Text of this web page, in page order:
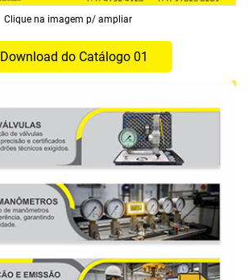
Clique na imagem p/ ampliar
Download do Catálogo 01